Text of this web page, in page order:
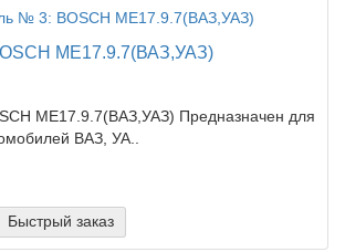
ME17.9.7(ВАЗ,УАЗ)
ME17.9.7(ВАЗ,УАЗ) ​Предназначен для
ВАЗ, УА..
Быстрый заказ